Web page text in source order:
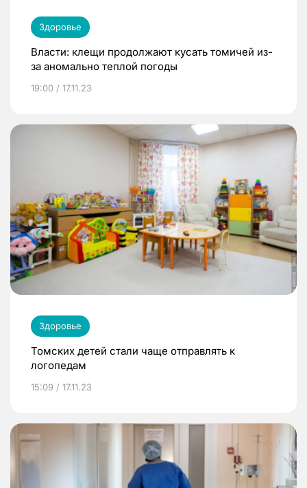
Здоровье
Власти: клещи продолжают кусать томичей из-
за аномально теплой погоды
19:00 / 17.11.23
Здоровье
Томских детей стали чаще отправлять к
логопедам
15:09 / 17.11.23